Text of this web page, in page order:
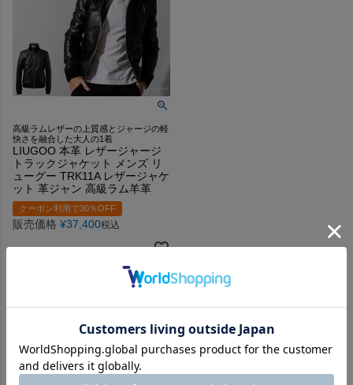
高級ラムレザーの上質感とジャージの軽
快さを融合した大人の1着
LIUGOO 本革 レザージャージ
トラックジャケット メンズ リ
ューグー TRK11A レザージャケ
ット 革ジャン 高級ラム羊革
クーポン利用で30％OFF
販売価格 ¥37,400税込
1件中